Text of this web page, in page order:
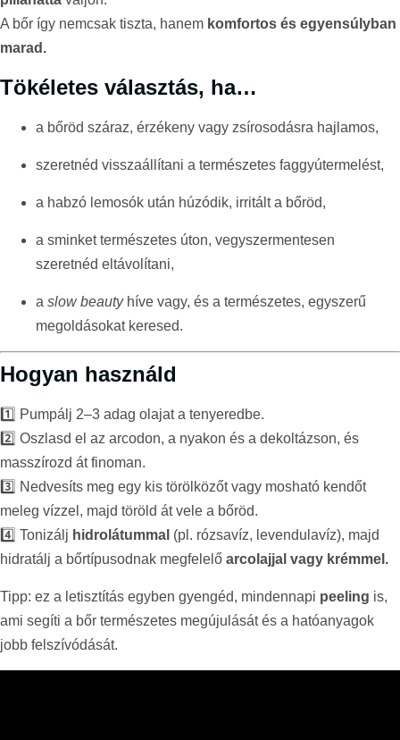
A bőr így nemcsak tiszta, hanem komfortos és egyensúlyban
marad.
Tökéletes választás, ha…
a bőröd száraz, érzékeny vagy zsírosodásra hajlamos,
szeretnéd visszaállítani a természetes faggyútermelést,
a habzó lemosók után húzódik, irritált a bőröd,
a sminket természetes úton, vegyszermentesen
szeretnéd eltávolítani,
a slow beautyhíve vagy, és a természetes, egyszerű
megoldásokat keresed.
Hogyan használd
1️⃣ Pumpálj 2–3 adag olajat a tenyeredbe.
2️⃣ Oszlasd el az arcodon, a nyakon és a dekoltázson, és
masszírozd át finoman.
3️⃣ Nedvesíts meg egy kis törölközőt vagy mosható kendőt
meleg vízzel, majd töröld át vele a bőröd.
4️⃣ Tonizálj hidrolátummal (pl. rózsavíz, levendulavíz), majd
hidratálj a bőrtípusodnak megfelelő arcolajjal vagy krémmel.
Tipp: ez a letisztítás egyben gyengéd, mindennapi peeling is,
ami segíti a bőr természetes megújulását és a hatóanyagok
jobb felszívódását.